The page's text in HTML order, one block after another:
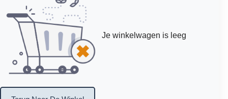
Je winkelwagen is leeg